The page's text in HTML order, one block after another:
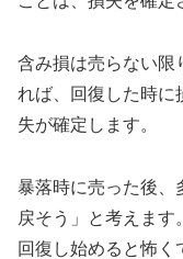
含み損は売らない限
れば、回復した時に
失が確定します。
暴落時に売った後、
戻そう」と考えま
回復し始めると怖